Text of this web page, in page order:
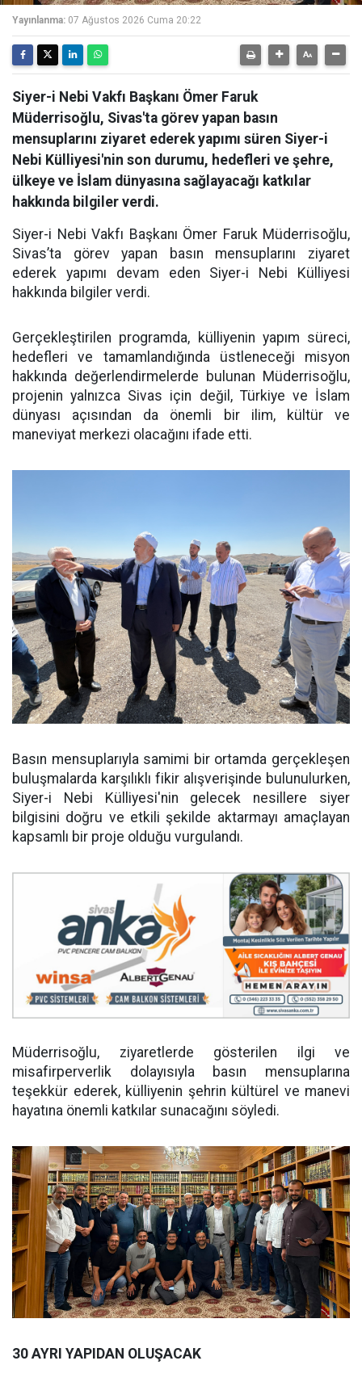
Yayınlanma: 07 Ağustos 2026 Cuma 20:22
Siyer-i Nebi Vakfı Başkanı Ömer Faruk
Müderrisoğlu, Sivas'ta görev yapan basın
mensuplarını ziyaret ederek yapımı süren Siyer-i
Nebi Külliyesi'nin son durumu, hedefleri ve şehre,
ülkeye ve İslam dünyasına sağlayacağı katkılar
hakkında bilgiler verdi.
Siyer-i Nebi Vakfı Başkanı Ömer Faruk Müderrisoğlu,
Sivas’ta görev yapan basın mensuplarını ziyaret
ederek yapımı devam eden Siyer-i Nebi Külliyesi
hakkında bilgiler verdi.
Gerçekleştirilen programda, külliyenin yapım süreci,
hedefleri ve tamamlandığında üstleneceği misyon
hakkında değerlendirmelerde bulunan Müderrisoğlu,
projenin yalnızca Sivas için değil, Türkiye ve İslam
dünyası açısından da önemli bir ilim, kültür ve
maneviyat merkezi olacağını ifade etti.
Basın mensuplarıyla samimi bir ortamda gerçekleşen
buluşmalarda karşılıklı fikir alışverişinde bulunulurken,
Siyer-i Nebi Külliyesi'nin gelecek nesillere siyer
bilgisini doğru ve etkili şekilde aktarmayı amaçlayan
kapsamlı bir proje olduğu vurgulandı.
Müderrisoğlu, ziyaretlerde gösterilen ilgi ve
misafirperverlik dolayısıyla basın mensuplarına
teşekkür ederek, külliyenin şehrin kültürel ve manevi
hayatına önemli katkılar sunacağını söyledi.
30 AYRI YAPIDAN OLUŞACAK